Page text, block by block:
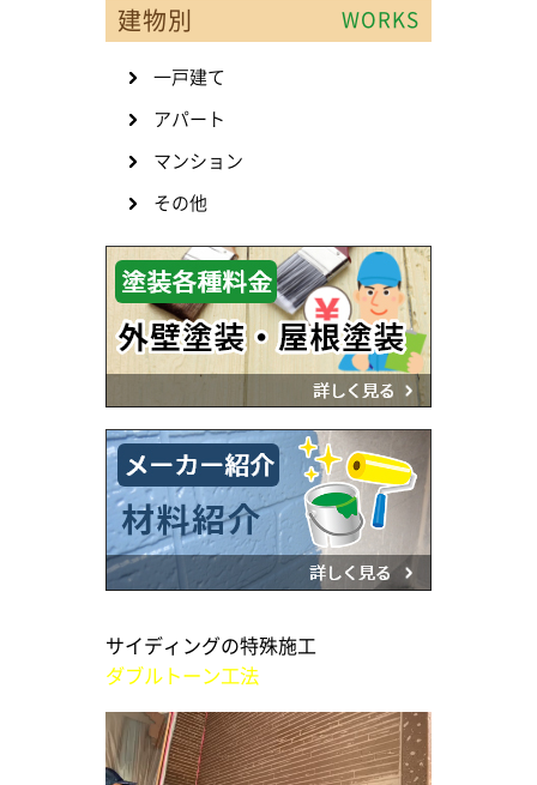
建物別 WORKS
一戸建て
アパート
マンション
その他
サイディングの特殊施工
ダブルトーン工法